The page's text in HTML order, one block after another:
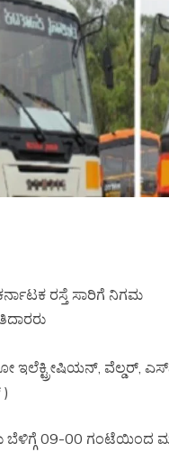
ರಸ್ತೆ ಸಾರಿಗೆ ನಿಗಮ
ಇಲೆಕ್ಟ್ರೀಷಿಯನ್, ವೆಲ್ಡರ್,
ಬೆಳಿಗ್ಗೆ 09-00 ಗಂಟೆಯಿಂದ